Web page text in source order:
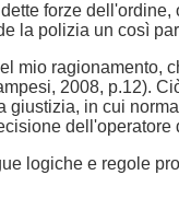
forze
la polizia un così
mio ragionamento,
2008, p.12).
in cui
logiche e regole